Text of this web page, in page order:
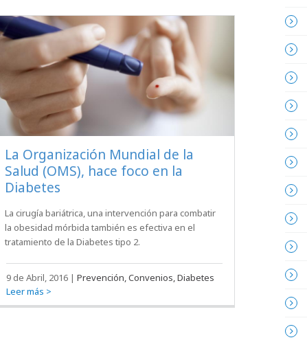
La Organización Mundial de la
Salud (OMS), hace foco en la
Diabetes
La cirugía bariátrica, una intervención para combatir
la obesidad mórbida también es efectiva en el
tratamiento de la Diabetes tipo 2.
9 de Abril, 2016 |Prevención, Convenios, Diabetes
Leer más >